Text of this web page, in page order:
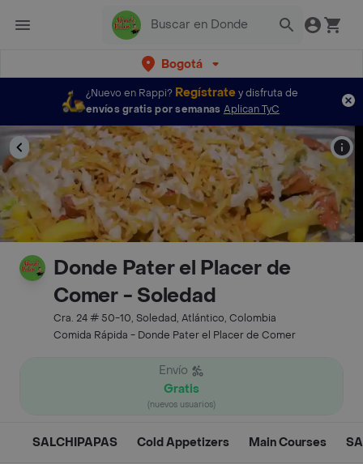
Bogotá
¿Nuevo en Rappi? Regístratey disfruta de
envíos gratis por semanas Aplican TyC
Donde Pater el Placer de
Comer - Soledad
Cra. 24 # 50-10, Soledad, Atlántico, Colombia
Comida Rápida - Donde Pater el Placer de Comer
Envío
Gratis
(nuevos usuarios)
SALCHIPAPAS Cold Appetizers Main Courses